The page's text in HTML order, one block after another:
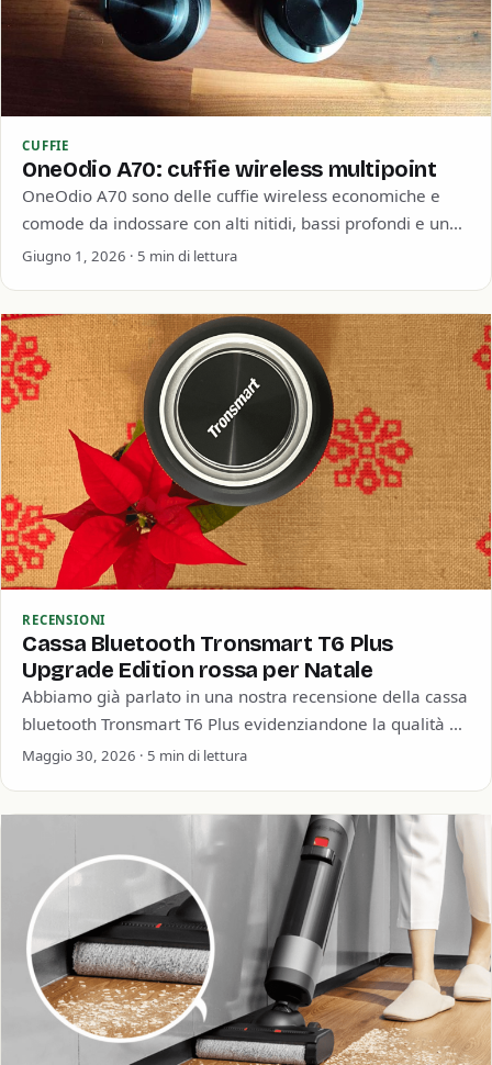
CUFFIE
OneOdio A70: cuffie wireless multipoint
OneOdio A70 sono delle cuffie wireless economiche e
comode da indossare con alti nitidi, bassi profondi e una
buona durata della batteria.…
Giugno 1, 2026 · 5 min di lettura
RECENSIONI
Cassa Bluetooth Tronsmart T6 Plus
Upgrade Edition rossa per Natale
Abbiamo già parlato in una nostra recensione della cassa
bluetooth Tronsmart T6 Plus evidenziandone la qualità e
soprattutto la straordinaria durata della…
Maggio 30, 2026 · 5 min di lettura